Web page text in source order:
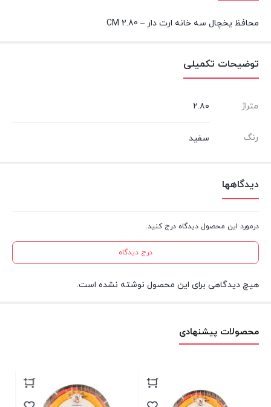
محافظ یخچال سه خانه ارت دار – 2.80 CM
توضیحات تکمیلی
متراژ ۲.۸۰
رنگ سفید
دیدگاهها
درمورد این محصول دیدگاه درج کنید.
درج دیدگاه
هیچ دیدگاهی برای این محصول نوشته نشده است.
محصولات پیشنهادی